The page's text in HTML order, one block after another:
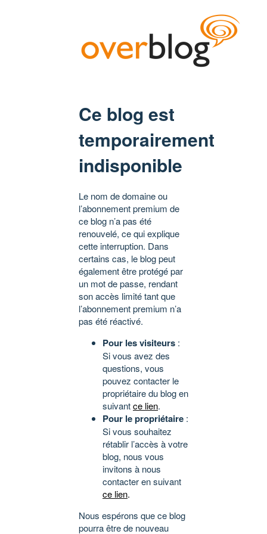
Ce blog est
temporairement
indisponible
Le nom de domaine ou
l’abonnement premium de
ce blog n’a pas été
renouvelé, ce qui explique
cette interruption. Dans
certains cas, le blog peut
également être protégé par
un mot de passe, rendant
son accès limité tant que
l’abonnement premium n’a
pas été réactivé.
Pour les visiteurs :
Si vous avez des
questions, vous
pouvez contacter le
propriétaire du blog en
suivantce lien.
Pour le propriétaire :
Si vous souhaitez
rétablir l’accès à votre
blog, nous vous
invitons à nous
contacter en suivant
ce lien.
Nous espérons que ce blog
pourra être de nouveau